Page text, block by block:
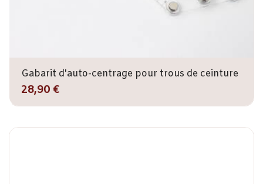
Gabarit d'auto-centrage pour trous de ceinture
28,90 €